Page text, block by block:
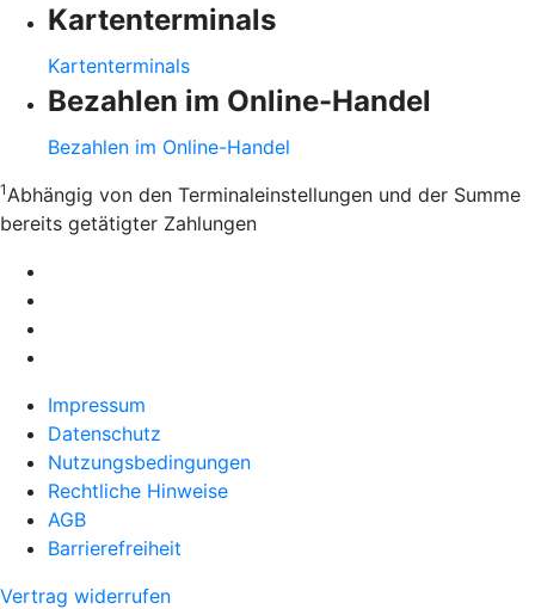
Kartenterminals
Kartenterminals
Bezahlen im Online-Handel
Bezahlen im Online-Handel
1 Abhängig von den Terminaleinstellungen und der Summe
bereits getätigter Zahlungen
Impressum
Datenschutz
Nutzungsbedingungen
Rechtliche Hinweise
AGB
Barrierefreiheit
Vertrag widerrufen